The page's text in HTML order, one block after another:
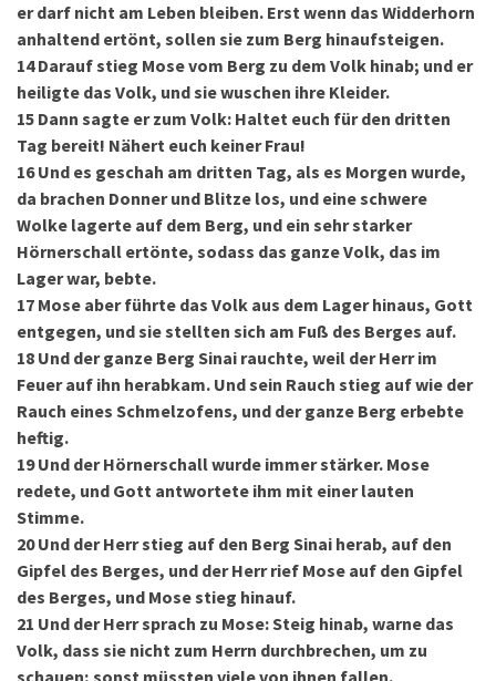
er darf nicht am Leben bleiben. Erst wenn das Widderhorn
anhaltend ertönt, sollen sie zum Berg hinaufsteigen.
14 Darauf stieg Mose vom Berg zu dem Volk hinab; und er
heiligte das Volk, und sie wuschen ihre Kleider.
15 Dann sagte er zum Volk: Haltet euch für den dritten
Tag bereit! Nähert euch keiner Frau!
16 Und es geschah am dritten Tag, als es Morgen wurde,
da brachen Donner und Blitze los, und eine schwere
Wolke lagerte auf dem Berg, und ein sehr starker
Hörnerschall ertönte, sodass das ganze Volk, das im
Lager war, bebte.
17 Mose aber führte das Volk aus dem Lager hinaus, Gott
entgegen, und sie stellten sich am Fuß des Berges auf.
18 Und der ganze Berg Sinai rauchte, weil der Herr im
Feuer auf ihn herabkam. Und sein Rauch stieg auf wie der
Rauch eines Schmelzofens, und der ganze Berg erbebte
heftig.
19 Und der Hörnerschall wurde immer stärker. Mose
redete, und Gott antwortete ihm mit einer lauten
Stimme.
20 Und der Herr stieg auf den Berg Sinai herab, auf den
Gipfel des Berges, und der Herr rief Mose auf den Gipfel
des Berges, und Mose stieg hinauf.
21 Und der Herr sprach zu Mose: Steig hinab, warne das
Volk, dass sie nicht zum Herrn durchbrechen, um zu
schauen; sonst müssten viele von ihnen fallen.